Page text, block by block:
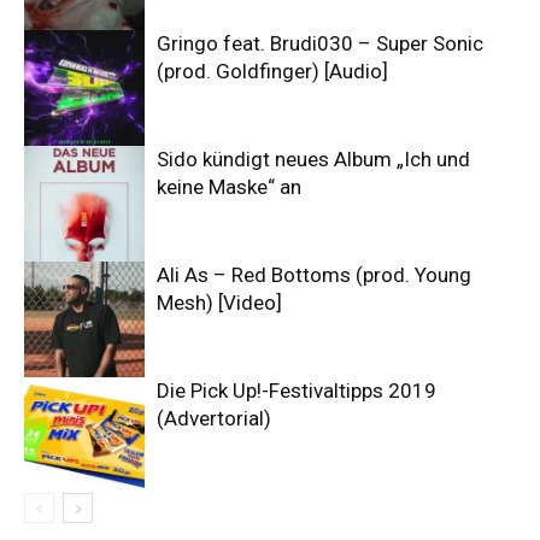
Gringo feat. Brudi030 – Super Sonic
(prod. Goldfinger) [Audio]
Sido kündigt neues Album „Ich und
keine Maske“ an
Ali As – Red Bottoms (prod. Young
Mesh) [Video]
Die Pick Up!-Festivaltipps 2019
(Advertorial)